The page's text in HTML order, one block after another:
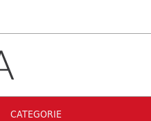
CATEGORIE